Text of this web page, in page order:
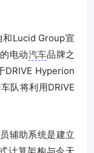
和Lucid Group宣
电动汽车品牌之
DRIVE Hyperion
队将利用DRIVE
辅助系统是建立